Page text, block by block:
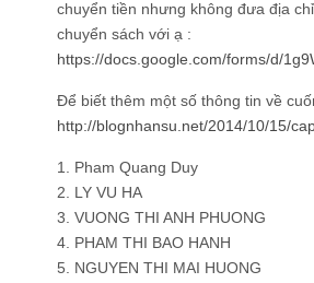
chuyển tiền nhưng không đưa địa
chuyển sách với ạ :
https://docs.google.com/forms/d/
Để biết thêm một số thông tin về
http://blognhansu.net/2014/10/15/
1. Pham Quang Duy
2. LY VU HA
3. VUONG THI ANH PHUONG
4. PHAM THI BAO HANH
5. NGUYEN THI MAI HUONG